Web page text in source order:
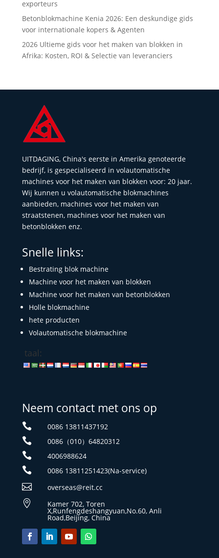
exporteurs
Betonblokmachine Kenia 2026: Een deskundige gids
voor internationale kopers & Agenten
2026 Ultieme gids voor het maken van blokken in
Afrika: Kosten, ROI & Selectie van leveranciers
UITDAGING, China's eerste in Amerika genoteerde
bedrijf, is gespecialiseerd in volautomatische
machines voor het maken van blokken voor: 20 jaar.
Wij kunnen u volautomatische blokmachines
aanbieden, machines voor het maken van
straatstenen, machines voor het maken van
betonblokken enz.
Snelle links:
Bestrating blok machine
Machine voor het maken van blokken
Machine voor het maken van betonblokken
Holle blokmachine
hete producten
Volautomatische blokmachine
taal:
Neem contact met ons op
 0086 13811437192
 0086（010）64820312
 4006988624
 0086 13811251423(Na-service)
 overseas@reit.cc
 Kamer 702, Toren
X,Runfengdeshangyuan,No.60, Anli
Road,Beijing, China